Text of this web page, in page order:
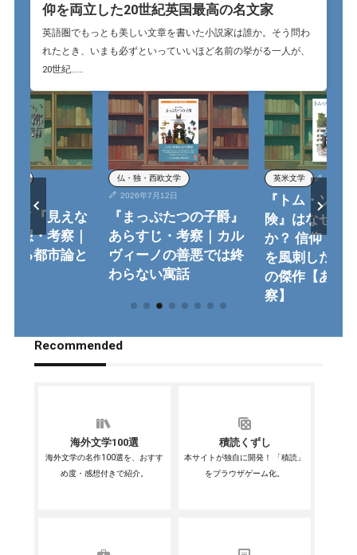
仰を両立した20世紀英国最高の名文家
英語圏でもっとも美しい文章を書いた小説家は誰か。そう問わ
れたとき、いまも必ずといっていいほど名前の挙がる一人が、
20世紀……
ーノ『見えな
想・考察｜
じる都市論と
仏・独・西欧文学
2026年7月12日
『まっぷたつの子爵』
あらすじ・考察｜カル
ヴィーノの善悪では終
わらない寓話
英米文学 2026年
『トム・ソー
険』はなぜ名
か？ 信仰・教
を風刺したト
の傑作【あら
察】
Recommended
海外文学100選
海外文学の名作100選を、おすす
め度・感想付きで紹介。
積読くずし
本サイトが独自に開発！ 「積読」
をブラウザゲーム化。